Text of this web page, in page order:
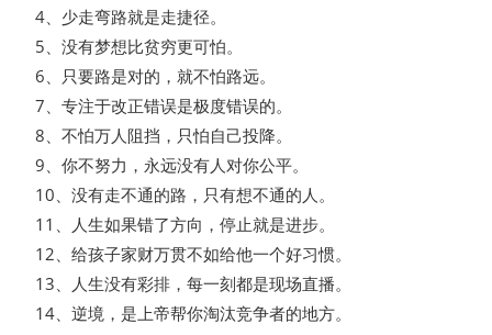
4、少走弯路就是走捷径。
5、没有梦想比贫穷更可怕。
6、只要路是对的，就不怕路远。
7、专注于改正错误是极度错误的。
8、不怕万人阻挡，只怕自己投降。
9、你不努力，永远没有人对你公平。
10、没有走不通的路，只有想不通的人。
11、人生如果错了方向，停止就是进步。
12、给孩子家财万贯不如给他一个好习惯。
13、人生没有彩排，每一刻都是现场直播。
14、逆境，是上帝帮你淘汰竞争者的地方。